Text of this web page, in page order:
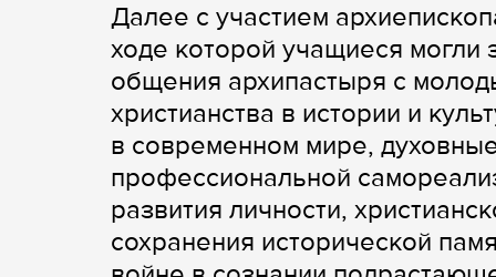
Далее с участием
ходе которой учащиеся
общения архипастыря с
христианства в истории и
в современном мире,
профессиональной
развития личности,
сохранения исторической